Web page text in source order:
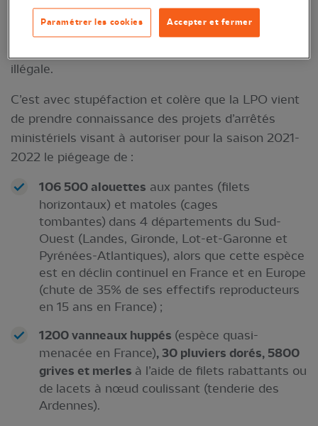
traditionnel de plus de 110.000 oiseaux sauvages,
alors que le Conseil d’Etat et la Cour de Justice
illégale.
C’est avec stupéfaction et colère que la LPO vient
de prendre connaissance des projets d’arrêtés
ministériels visant à autoriser pour la saison 2021-
2022 le piégeage de :
106 500 alouettes aux pantes (filets
horizontaux) et matoles (cages
tombantes) dans 4 départements du Sud-
Ouest (Landes, Gironde, Lot-et-Garonne et
Pyrénées-Atlantiques), alors que cette espèce
est en déclin continuel en France et en Europe
(chute de 35% de ses effectifs reproducteurs
en 15 ans en France) ;
1200 vanneaux huppés (espèce quasi-
menacée en France), 30 pluviers dorés, 5800
grives et merles à l’aide de filets rabattants ou
de lacets à nœud coulissant (tenderie des
Ardennes).
Accepter et fermer
Paramétrer les cookies